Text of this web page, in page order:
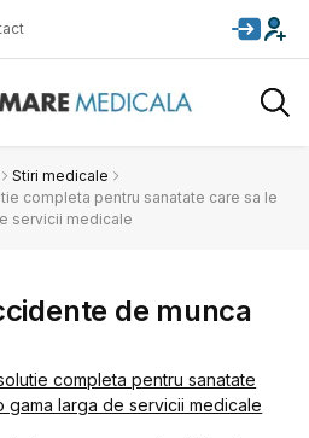
Stiri medicale
completa pentru sanatate care sa le
servicii medicale
de munca
completa pentru sanatate
larga de servicii medicale